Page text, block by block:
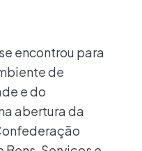
encontrou para
de
e do
abertura da